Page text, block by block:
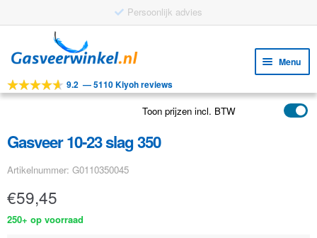
Persoonlijk advies
door
navigatie
naar
inhoud
Menu
Tools
Toepassingen
Klantenservice
FAQ
9.2 —5110 Kiyoh reviews
Toon prijzen incl. BTW
Gasveer 10-23 slag 350
Artikelnummer: G0110350045
€59,45
250+ op voorraad